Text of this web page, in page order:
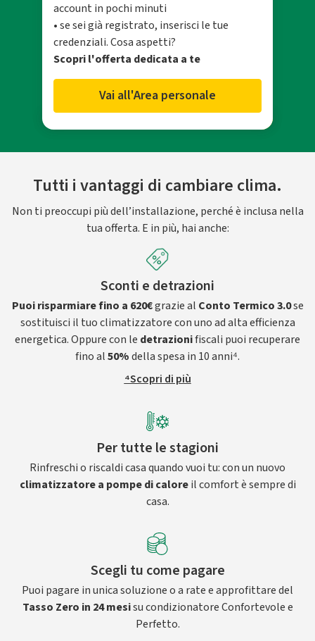
account in pochi minuti
• se sei già registrato, inserisci le tue
credenziali. Cosa aspetti?
Scopri l'offerta dedicata a te
Vai all'Area personale
Tutti i vantaggi di cambiare clima.
Non ti preoccupi più dell’installazione, perché è inclusa nella
tua offerta. E in più, hai anche:
Sconti e detrazioni
Puoi risparmiare fino a 620€grazie al Conto Termico 3.0se
sostituisci il tuo climatizzatore con uno ad alta efficienza
energetica. Oppure con le detrazionifiscali puoi recuperare
fino al50%della spesa in 10 anni⁴.
⁴Scopri di più
Per tutte le stagioni
Rinfreschi o riscaldi casa quando vuoi tu: con un nuovo
climatizzatore a pompe di caloreil comfort è sempre di
casa.
Scegli tu come pagare
Puoi pagare in unica soluzione o a rate e approfittare del
Tasso Zero in 24 mesisu condizionatore Confortevole e
Perfetto.